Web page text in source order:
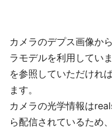
カメラのデプス画像か
ラモデルを利用してい
を参照していただけれ
ます。
カメラの光学情報は
ら配信されているため